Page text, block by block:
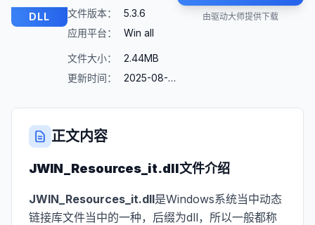
DLL
文件版本：
5.3.6
应用平台：
Win all
文件大小：
2.44MB
更新时间：
2025-08-23
由驱动大师提供下载
正文内容
JWIN_Resources_it.dll文件介绍
JWIN_Resources_it.dll是Windows系统当中动态
链接库文件当中的一种，后缀为dll，所以一般都称